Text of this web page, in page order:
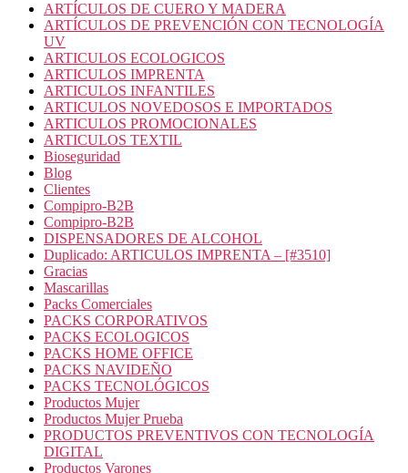
ARTÍCULOS DE CUERO Y MADERA
ARTÍCULOS DE PREVENCIÓN CON TECNOLOGÍA
UV
ARTICULOS ECOLOGICOS
ARTICULOS IMPRENTA
ARTICULOS INFANTILES
ARTICULOS NOVEDOSOS E IMPORTADOS
ARTICULOS PROMOCIONALES
ARTICULOS TEXTIL
Bioseguridad
Blog
Clientes
Compipro-B2B
Compipro-B2B
DISPENSADORES DE ALCOHOL
Duplicado: ARTICULOS IMPRENTA – [#3510]
Gracias
Mascarillas
Packs Comerciales
PACKS CORPORATIVOS
PACKS ECOLOGICOS
PACKS HOME OFFICE
PACKS NAVIDEÑO
PACKS TECNOLÓGICOS
Productos Mujer
Productos Mujer Prueba
PRODUCTOS PREVENTIVOS CON TECNOLOGÍA
DIGITAL
Productos Varones